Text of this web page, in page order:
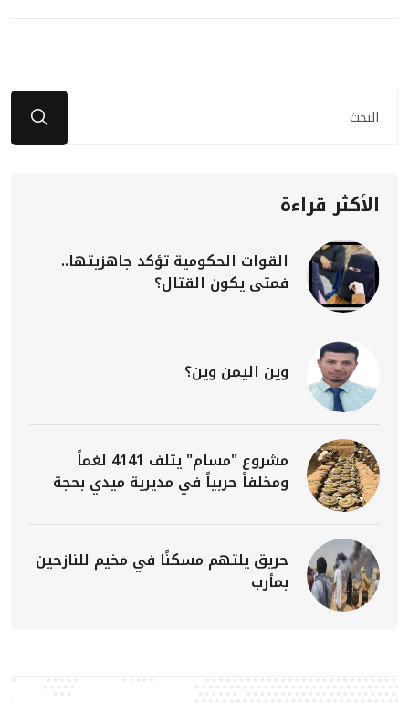
الأكثر قراءة
القوات الحكومية تؤكد جاهزيتها..
فمتى يكون القتال؟
وين اليمن وين؟
مشروع "مسام" يتلف 4141 لغماً
ومخلفاً حربياً في مديرية ميدي بحجة
حريق يلتهم مسكنًا في مخيم للنازحين
بمأرب